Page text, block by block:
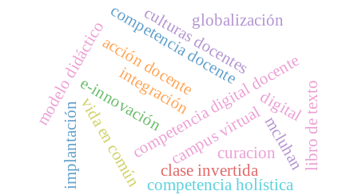
campus virtual
vida en común
acción docente
competencia digital docente
competencia docente
modelo didáctico digitallibro de texto
culturas docentes
integración
competencia holística
implantacióne-innovación
mcluhan
clase invertida
globalización
curacion